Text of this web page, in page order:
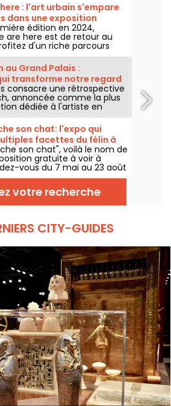
: l'art urbain s'empare
dans une exposition
édition en 2024,
are here est de retour au
d'un riche parcours
plein cœur du musée des
est visible
20 juin au 20 septembre
au Grand Palais :
transforme notre regard
photos
consacre une rétrospective
annoncée comme la plus
dédiée à l'artiste en
vous du 2 juin au 6
pour découvrir l'univers
Erlich, connu pour ses
brouillent nos repères et
dans l'espace public.
son chat: l'expo qui
facettes du félin à
photos
son chat", voilà le nom de
gratuite à voir à
vous du 7 mai au 23 août
les œuvres d'une dizaine
de l’art urbain. Pour
Kraken, Ardif ou encore
les multiples facettes du
votre recherche
CITY-GUIDES